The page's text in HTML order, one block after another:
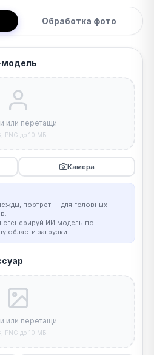
Обработка фото
модель
или перетащи
PNG до 10 МБ
Камера
портрет — для головных
сгенерируй ИИ модель по
области загрузки
или перетащи
PNG до 10 МБ